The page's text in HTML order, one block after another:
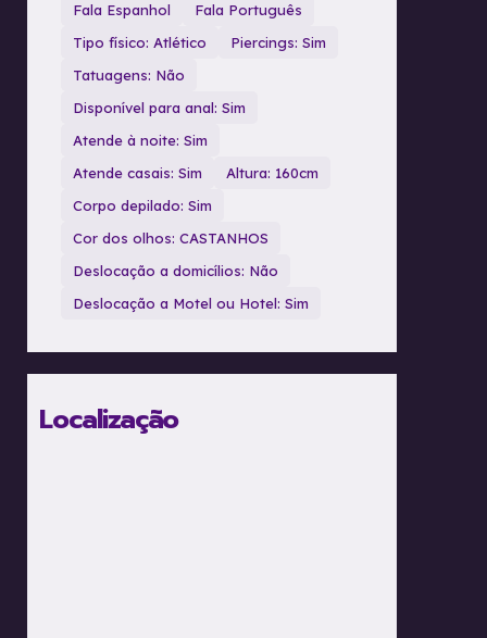
Fala Espanhol
Fala Português
Tipo físico: Atlético
Piercings: Sim
Tatuagens: Não
Disponível para anal: Sim
Atende à noite: Sim
Atende casais: Sim
Altura: 160cm
Corpo depilado: Sim
Cor dos olhos: CASTANHOS
Deslocação a domicílios: Não
Deslocação a Motel ou Hotel: Sim
Localização